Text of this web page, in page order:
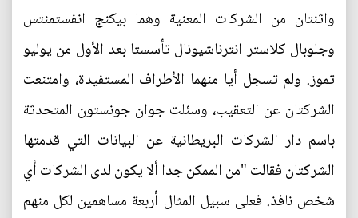
واثنتان من الشركات المعنية وهما بيكنج انفستمنتس
وجلوبال كلاستر انترناشيونال تأسستا بعد الأول من يوليو
تموز. ولم تسجل أيا منهما الأطراف المستفيدة، وامتنعت
الشركتان عن التعقيب، وسئلت جوان جونستون المتحدثة
باسم دار الشركات البريطانية عن البيانات التي قدمتها
الشركتان فقالت "من الممكن جدا ألا يكون لدى الشركات أي
شخص نافذ. فعلى سبيل المثال أربعة مساهمين لكل منهم